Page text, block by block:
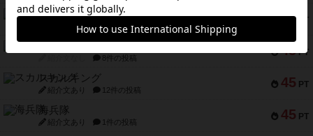
46 PT
ガルフストライク
紹介文あり 1件の投稿
45 PT
8件の投稿
45 PT
スカルキング
紹介文あり 12件の投稿
45 PT
海兵隊
紹介文あり 1件の投稿